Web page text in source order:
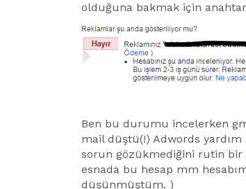
olduğuna bakmak için anahtar
Ben bu durumu incelerken
mail düştü(!) Adwords yardım
sorun gözükmediğini rutin bir
esnada bu hesap mm
düşünmüştüm. )